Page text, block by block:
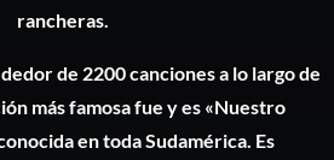
rancheras.
de 2200 canciones a lo largo de
más famosa fue y es «Nuestro
en toda Sudamérica. Es